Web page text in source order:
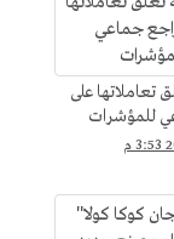
تعاملاتها على
للمؤشرات